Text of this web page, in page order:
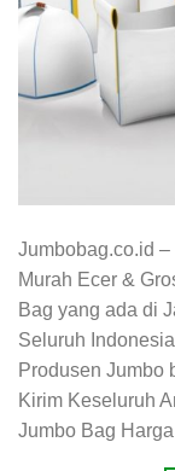
Jumbobag.co.id
Murah Ecer &
Bag yang ada di
Seluruh
Produsen Jumbo
Kirim Keseluruh
Jumbo Bag